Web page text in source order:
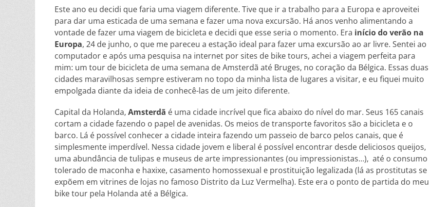
Este ano eu decidi que faria uma viagem diferente. Tive que ir a trabalho para a Europa e aproveitei
para dar uma esticada de uma semana e fazer uma nova excursão. Há anos venho alimentando a
vontade de fazer uma viagem de bicicleta e decidi que esse seria o momento. Era início do verão na
Europa, 24 de junho, o que me pareceu a estação ideal para fazer uma excursão ao ar livre. Sentei ao
computador e após uma pesquisa na internet por sites de bike tours, achei a viagem perfeita para
mim: um tour de bicicleta de uma semana de Amsterdã até Bruges, no coração da Bélgica. Essas duas
cidades maravilhosas sempre estiveram no topo da minha lista de lugares a visitar, e eu fiquei muito
empolgada diante da ideia de conhecê-las de um jeito diferente.
Capital da Holanda, Amsterdã é uma cidade incrível que fica abaixo do nível do mar. Seus 165 canais
cortam a cidade fazendo o papel de avenidas. Os meios de transporte favoritos são a bicicleta e o
barco. Lá é possível conhecer a cidade inteira fazendo um passeio de barco pelos canais, que é
simplesmente imperdível. Nessa cidade jovem e liberal é possível encontrar desde deliciosos queijos,
uma abundância de tulipas e museus de arte impressionantes (ou impressionistas…), até o consumo
tolerado de maconha e haxixe, casamento homossexual e prostituição legalizada (lá as prostitutas se
expõem em vitrines de lojas no famoso Distrito da Luz Vermelha). Este era o ponto de partida do meu
bike tour pela Holanda até a Bélgica.